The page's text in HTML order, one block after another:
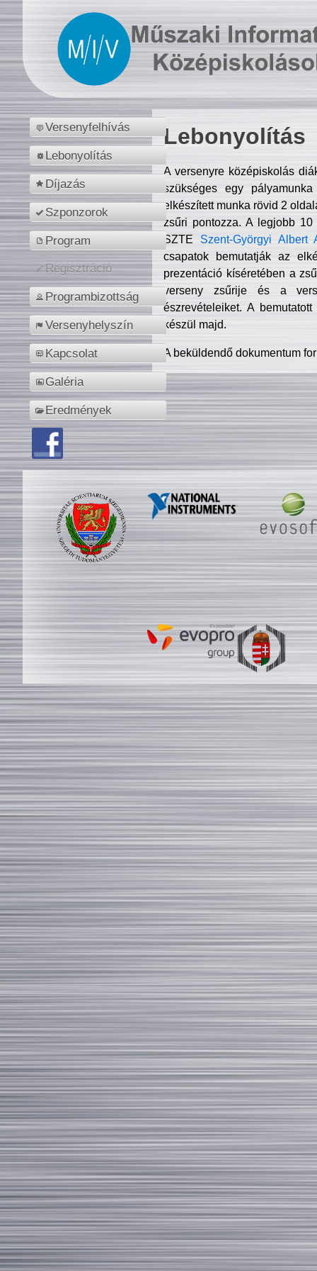
Versenyfelhívás
Lebonyolítás
Díjazás
Szponzorok
Program
Regisztráció
Programbizottság
Versenyhelyszín
Kapcsolat
Galéria
Eredmények
Lebonyolítás
A versenyre középiskolás
szükséges egy
elkészített munka rövid 2
zsűri pontozza. A legjobb
SZTE Szent-Györgyi Albert
csapatok bemutatják az
prezentáció kíséretében a
verseny zsűrije és a
észrevételeiket. A
készül majd.
A beküldendő dokumentum